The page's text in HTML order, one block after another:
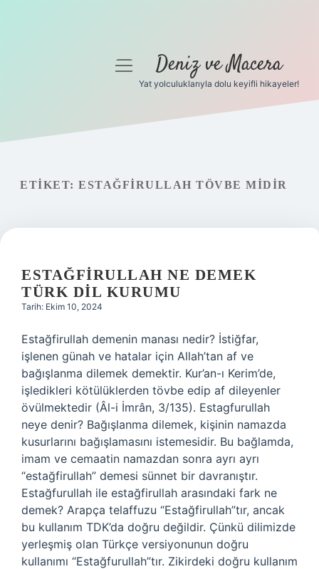
Gizlilik Politikası
menüyüDeniz ve Macera
Yat yolculuklarıyla dolu keyifli hikayeler!
ETIKET: ESTAĞFIRULLAH TÖVBE MIDIR
ESTAĞFIRULLAH NE DEMEK
TÜRK DIL KURUMU
Tarih: Ekim 10, 2024
Estağfirullah demenin manası nedir? İstiğfar,
işlenen günah ve hatalar için Allah’tan af ve
bağışlanma dilemek demektir. Kur’an-ı Kerim’de,
işledikleri kötülüklerden tövbe edip af dileyenler
övülmektedir (Âl-i İmrân, 3/135). Estagfurullah
neye denir? Bağışlanma dilemek, kişinin namazda
kusurlarını bağışlamasını istemesidir. Bu bağlamda,
imam ve cemaatin namazdan sonra ayrı ayrı
“estağfirullah” demesi sünnet bir davranıştır.
Estağfurullah ile estağfirullah arasındaki fark ne
demek? Arapça telaffuzu “Estağfirullah”tır, ancak
bu kullanım TDK’da doğru değildir. Çünkü dilimizde
yerleşmiş olan Türkçe versiyonunun doğru
kullanımı “Estağfurullah”tır. Zikirdeki doğru kullanım